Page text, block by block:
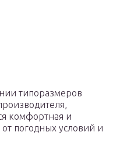
типоразмеров
комфортная и
погодных условий и